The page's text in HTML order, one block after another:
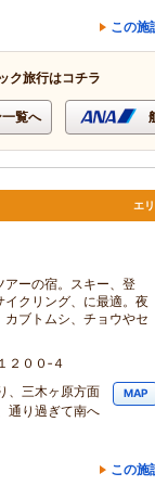
この施
ク旅行はコチラ
覧へ
エ
アーの宿。スキー、登
イクリング、に最適。夜
ブトムシ、チョウやセ
２００‐４
、三木ヶ原方面
通り過ぎて南へ
MAP
この施